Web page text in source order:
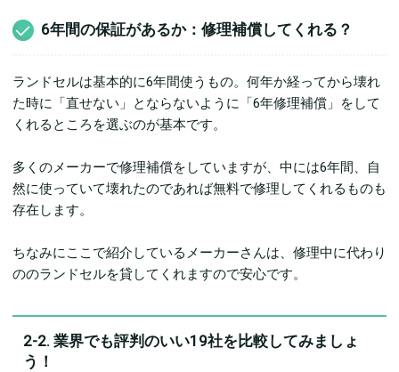
6年間の保証があるか：修理補償してくれる？
ランドセルは基本的に6年間使うもの。何年か経ってから壊れ
た時に「直せない」とならないように「6年修理補償」をして
くれるところを選ぶのが基本です。
多くのメーカーで修理補償をしていますが、中には6年間、自
然に使っていて壊れたのであれば無料で修理してくれるものも
存在します。
ちなみにここで紹介しているメーカーさんは、修理中に代わり
ののランドセルを貸してくれますので安心です。
2-2. 業界でも評判のいい19社を比較してみましょ
う！